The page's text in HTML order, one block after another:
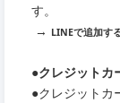
す。
→ LINEで追加す
●クレジットカ
●クレジットカ